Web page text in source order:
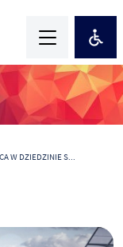
W DZIEDZINIE S...